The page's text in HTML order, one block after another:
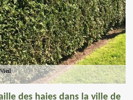
des haies dans la ville de